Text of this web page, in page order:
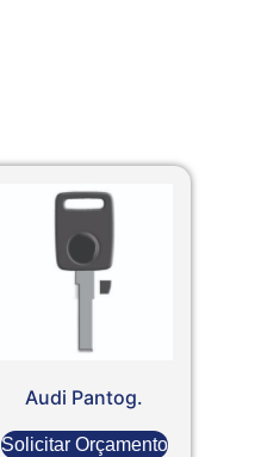
Audi Pantog.
Solicitar Orçamento